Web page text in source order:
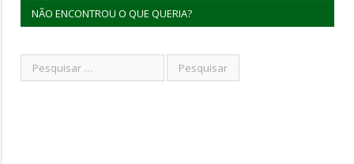
NÃO ENCONTROU O QUE QUERIA?